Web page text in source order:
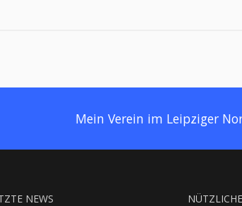
Mein Verein im Leipziger
NEWS